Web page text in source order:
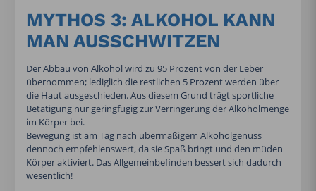
MYTHOS 3: ALKOHOL KANN
MAN AUSSCHWITZEN
Der Abbau von Alkohol wird zu 95 Prozent von der Leber
übernommen; lediglich die restlichen 5 Prozent werden über
die Haut ausgeschieden. Aus diesem Grund trägt sportliche
Betätigung nur geringfügig zur Verringerung der Alkoholmenge
im Körper bei.
Bewegung ist am Tag nach übermäßigem Alkoholgenuss
dennoch empfehlenswert, da sie Spaß bringt und den müden
Körper aktiviert. Das Allgemeinbefinden bessert sich dadurch
wesentlich!